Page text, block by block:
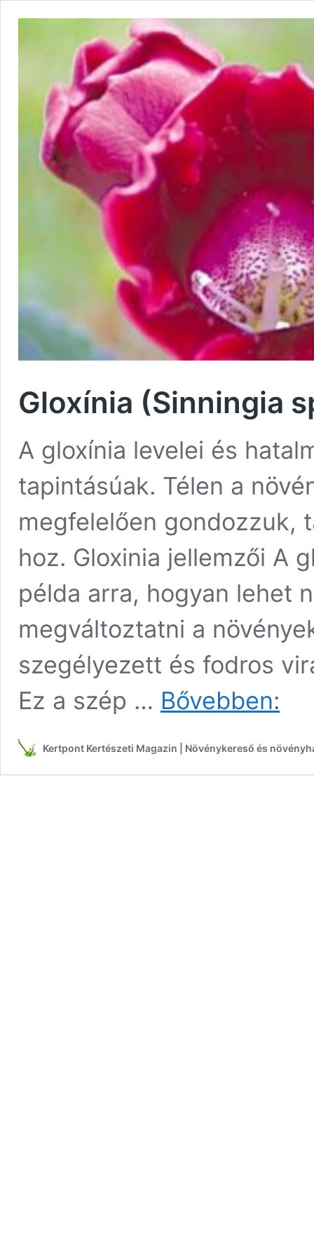
Gloxínia (Sinningia
A gloxínia levelei és
tapintásúak. Télen a
megfelelően gondozzuk,
hoz. Gloxinia jellemzői A
példa arra, hogyan lehet
megváltoztatni a
szegélyezett és fodros
Ez a szép … Bővebben:
Kertpont Kertészeti Magazin | Növénykereső és